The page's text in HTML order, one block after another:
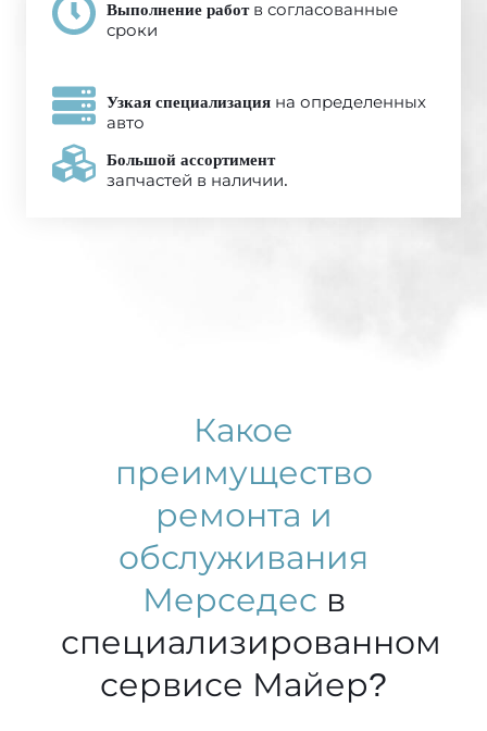
Выполнение работв согласованные
сроки
Узкая специализация на определенных
авто
Большой ассортимент
запчастей в наличии.
Какое
преимущество
ремонта и
обслуживания
Мерседес в
специализированном
сервисе Майер?